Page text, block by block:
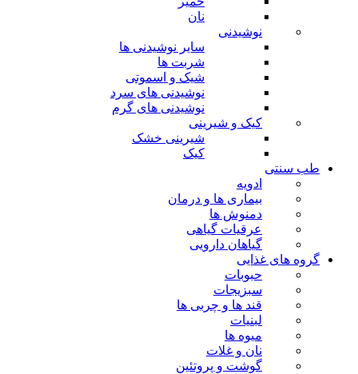
نان
نوشیدنی
سایر نوشیدنی ها
شربت ها
شیک و اسموتی
نوشیدنی های سرد
نوشیدنی های گرم
کیک و شیرینی
شیرینی خشک
کیک
طب سنتی
ادویه
بیماری ها و درمان
دمنوش ها
عرقیات گیاهی
گیاهان دارویی
گروه های غذایی
حبوبات
سبزیجات
قند ها و چربی ها
لبنیات
میوه ها
نان و غلات
گوشت و پروتئین